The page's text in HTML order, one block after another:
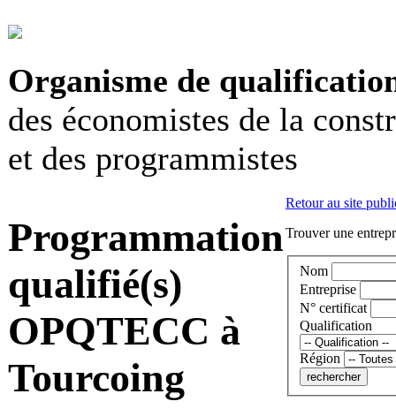
Organisme de
des économistes de la
et des programmistes
Programmation
qualifié(s)
OPQTECC à
Tourcoing
Retour au site
Trouver une
Nom
Entreprise
N° certificat
Qualification
Région